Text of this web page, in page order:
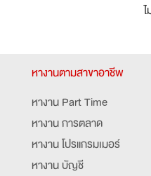
หางานตามสาขาอาชีพ
หางาน Part Time
หางาน การตลาด
หางาน โปรแกรมเมอร์
หางาน บัญชี